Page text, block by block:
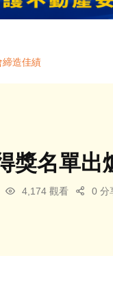
締造佳績
獎名單出
4,174 觀看 0 分